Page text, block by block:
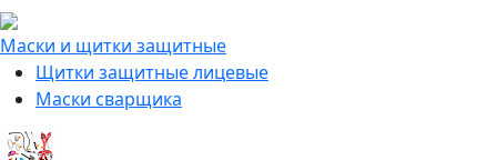
Маски и щитки защитные
Щитки защитные лицевые
Маски сварщика